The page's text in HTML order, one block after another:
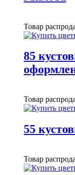
Товар
85
Товар
55
Товар